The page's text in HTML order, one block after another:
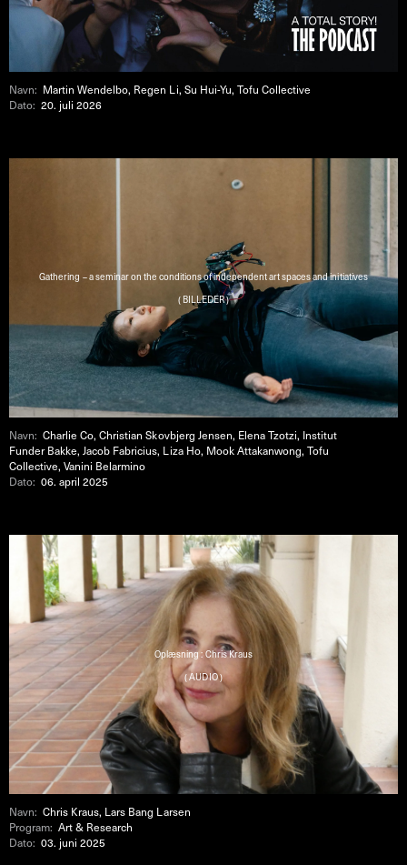
Navn: Martin Wendelbo, Regen Li, Su Hui-Yu, Tofu Collective
Dato:20. juli 2026
Gathering – a seminar on the conditions of independent art spaces and initiatives
( BILLEDER )
Navn:Charlie Co, Christian Skovbjerg Jensen, Elena Tzotzi, Institut
Funder Bakke, Jacob Fabricius, Liza Ho, Mook Attakanwong, Tofu
Collective, Vanini Belarmino
Dato:06. april 2025
Oplæsning : Chris Kraus
( AUDIO )
Navn:Chris Kraus, Lars Bang Larsen
Program:Art & Research
Dato:03. juni 2025